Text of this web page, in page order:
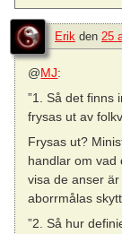
Erik den 25
@MJ:
”1. Så det finns
frysas ut av
Frysas ut?
handlar om vad
visa de anser
aborrmålas
”2. Så hur